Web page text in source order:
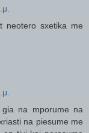
neotero sxetika me
na mporume na
na piesume me